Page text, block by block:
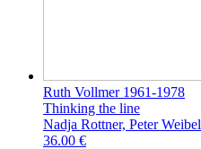
Ruth Vollmer 1961-1978
Thinking the line
Nadja Rottner, Peter Weibel
36.00 €